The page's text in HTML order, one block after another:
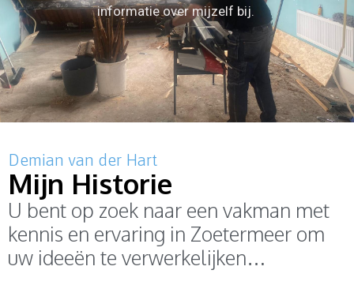
informatie over mijzelf bij.
Demian van der Hart
Mijn Historie
U bent op zoek naar een vakman met
kennis en ervaring in Zoetermeer om
uw ideeën te verwerkelijken…